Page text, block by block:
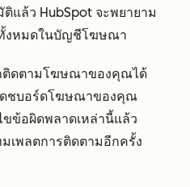
แล้ว HubSpot จะพยายาม
งหมดในบัญชีโฆษณา
ติดตามโฆษณาของคุณได้
ชบอร์ดโฆษณาของคุณ
ข้อผิดพลาดเหล่านี้แล้ว
เพลตการติดตามอีกครั้ง